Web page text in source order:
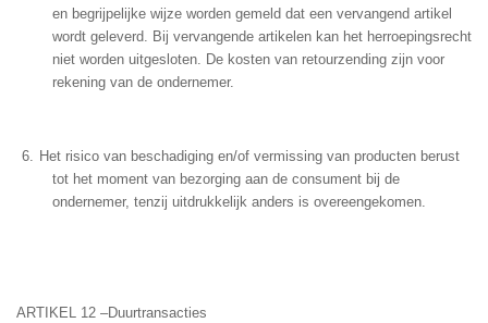
en begrijpelijke wijze worden gemeld dat een vervangend artikel
wordt geleverd. Bij vervangende artikelen kan het herroepingsrecht
niet worden uitgesloten. De kosten van retourzending zijn voor
rekening van de ondernemer.
Het risico van beschadiging en/of vermissing van producten berust
tot het moment van bezorging aan de consument bij de
ondernemer, tenzij uitdrukkelijk anders is overeengekomen.
ARTIKEL 12 –Duurtransacties